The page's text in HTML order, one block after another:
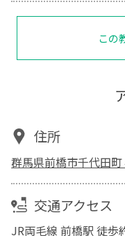
この
住所
群馬県前橋市千代田町
交通アクセス
JR両毛線 前橋駅 徒歩